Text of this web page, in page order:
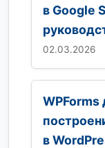
в Google
02.03.2026
WPForms
в